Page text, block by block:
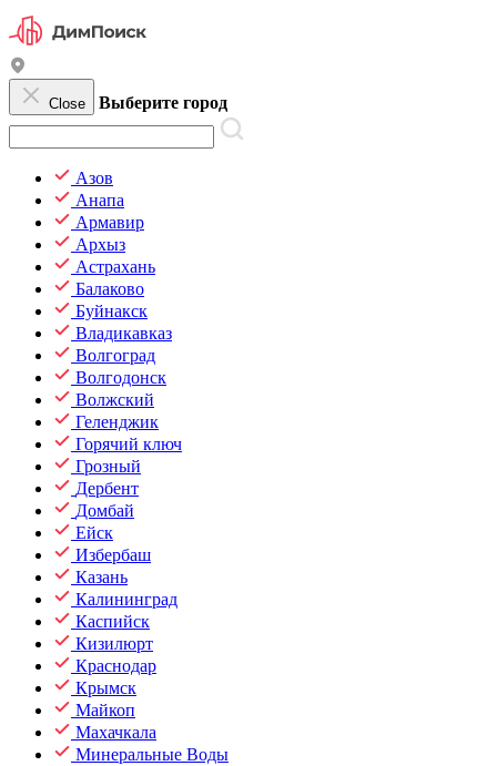
Close Выберите город
Азов
Анапа
Армавир
Архыз
Астрахань
Балаково
Буйнакск
Владикавказ
Волгоград
Волгодонск
Волжский
Геленджик
Горячий ключ
Грозный
Дербент
Домбай
Ейск
Избербаш
Казань
Калининград
Каспийск
Кизилюрт
Краснодар
Крымск
Майкоп
Махачкала
Минеральные Воды